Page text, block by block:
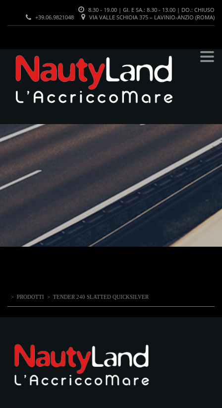
8.30 - 19.00 | GI. E SA.: 8.30 - 13.00 | DO.: CHIUSO
VIA VALLE SCHIOIA 375 – LAVINIO-ANZIO (ROMA)
+39.06.9821048
> PRODOTTI > TENDER 240 SLATTED QUICKSILVER